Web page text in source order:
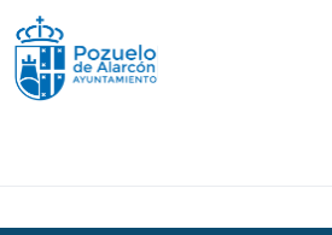
Pasar al contenido principal